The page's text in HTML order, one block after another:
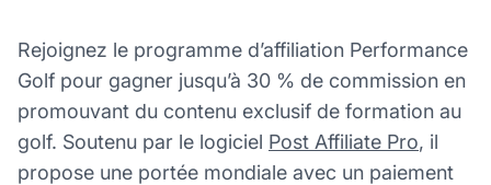
Rejoignez le programme d’affiliation Performance
Golf pour gagner jusqu’à 30 % de commission en
promouvant du contenu exclusif de formation au
golf. Soutenu par le logiciel Post Affiliate Pro, il
propose une portée mondiale avec un paiement